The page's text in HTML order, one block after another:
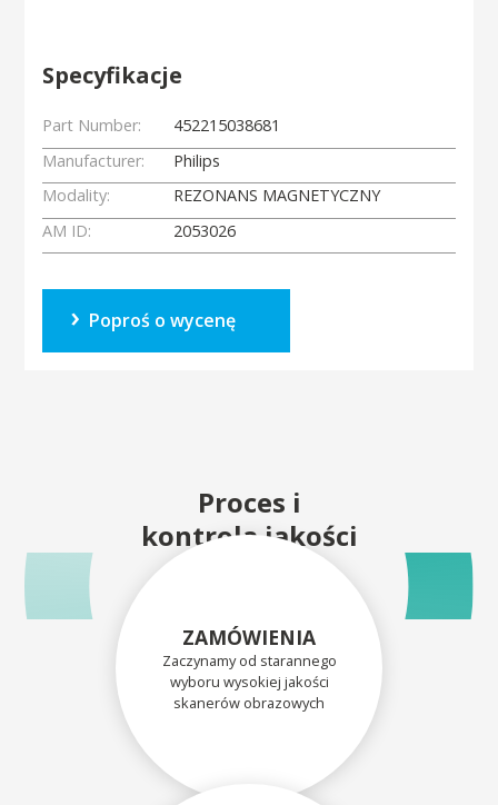
Specyfikacje
Part Number:
452215038681
Manufacturer:
Philips
Modality:
REZONANS MAGNETYCZNY
AM ID:
2053026
Poproś o wycenę
Proces i
kontrola jakości
ZAMÓWIENIA
Zaczynamy od starannego
wyboru wysokiej jakości
skanerów obrazowych